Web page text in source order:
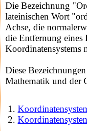
Die Bezeichnung
lateinischen Wort
Achse, die
die Entfernung eines
Koordinatensystems
Diese
Mathematik und der